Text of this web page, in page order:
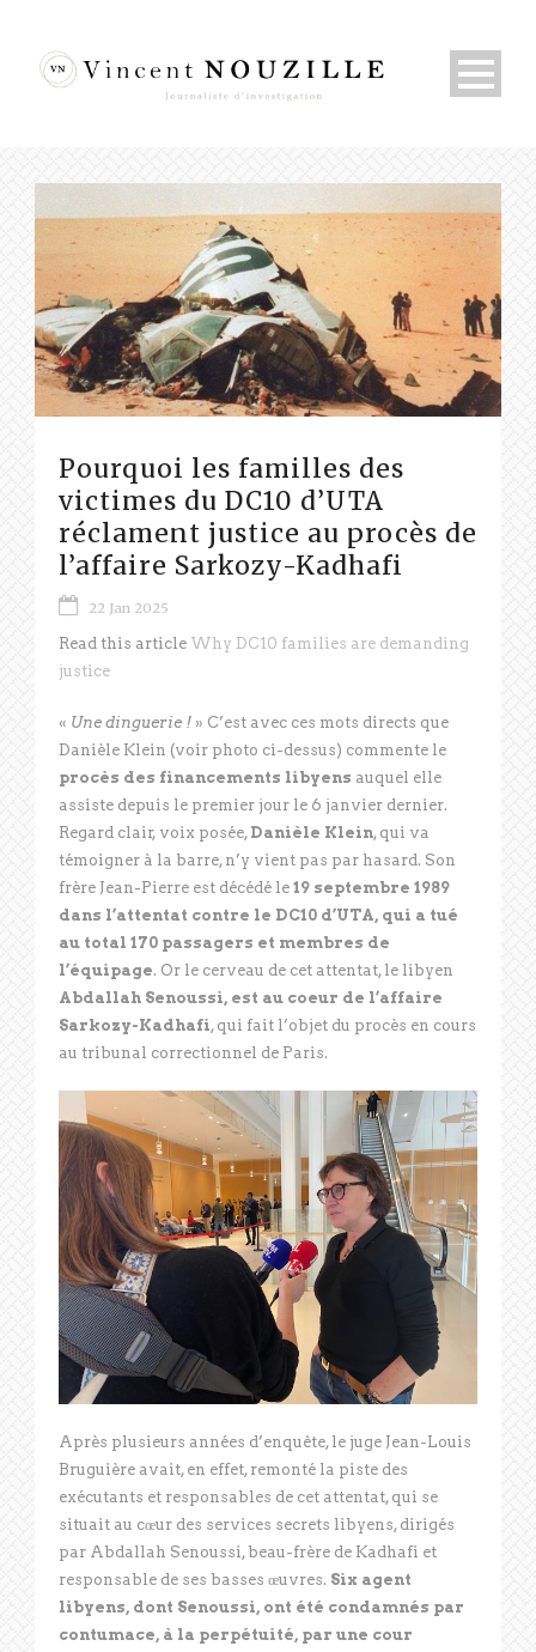
Pourquoi les familles des
victimes du DC10 d’UTA
réclament justice au procès de
l’affaire Sarkozy-Kadhafi
22 Jan 2025
Read this article Why DC10 families are demanding
justice
« Une dinguerie ! » C’est avec ces mots directs que
Danièle Klein (voir photo ci-dessus) commente le
procès des financements libyens auquel elle
assiste depuis le premier jour le 6 janvier dernier.
Regard clair, voix posée, Danièle Klein, qui va
témoigner à la barre, n’y vient pas par hasard. Son
frère Jean-Pierre est décédé le 19 septembre 1989
dans l’attentat contre le DC10 d’UTA, qui a tué
au total 170 passagers et membres de
l’équipage. Or le cerveau de cet attentat, le libyen
Abdallah Senoussi, est au coeur de l’affaire
Sarkozy-Kadhafi, qui fait l’objet du procès en cours
au tribunal correctionnel de Paris.
Après plusieurs années d’enquête, le juge Jean-Louis
Bruguière avait, en effet, remonté la piste des
exécutants et responsables de cet attentat, qui se
situait au cœur des services secrets libyens, dirigés
par Abdallah Senoussi, beau-frère de Kadhafi et
responsable de ses basses œuvres. Six agent
libyens, dont Senoussi, ont été condamnés par
contumace, à la perpétuité, par une cour